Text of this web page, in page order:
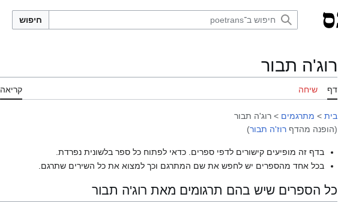
חיפוש
רוג'ה תבור
דף שיחה קריאה
בית > מתרגמים > רוג'ה תבור
(הופנה מהדף רוז'ה תבור)
בדף זה מופיעים קישורים לדפי ספרים. כדאי לפתוח כל ספר בלשונית נפרדת.
בכל אחד מהספרים יש לחפש את שם המתרגם וכך למצוא את כל השירים שתרגם.
כל הספרים שיש בהם תרגומים מאת רוג'ה תבור